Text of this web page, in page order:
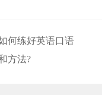
何练好英语口语
方法?